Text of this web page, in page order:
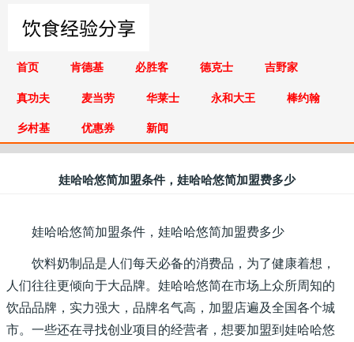
首页 肯德基 必胜客 德克士 吉野家
真功夫 麦当劳 华莱士 永和大王 棒约翰
乡村基 优惠券 新闻
娃哈哈悠简加盟条件，娃哈哈悠简加盟费多少
娃哈哈悠简加盟条件，娃哈哈悠简加盟费多少
饮料奶制品是人们每天必备的消费品，为了健康着想，
人们往往更倾向于大品牌。娃哈哈悠简在市场上众所周知的
饮品品牌，实力强大，品牌名气高，加盟店遍及全国各个城
市。一些还在寻找创业项目的经营者，想要加盟到娃哈哈悠